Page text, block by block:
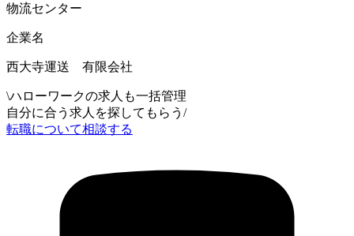
物流センター
企業名
西大寺運送 有限会社
\ハローワークの求人も一括管理
自分に合う求人を探してもらう /
転職について相談する